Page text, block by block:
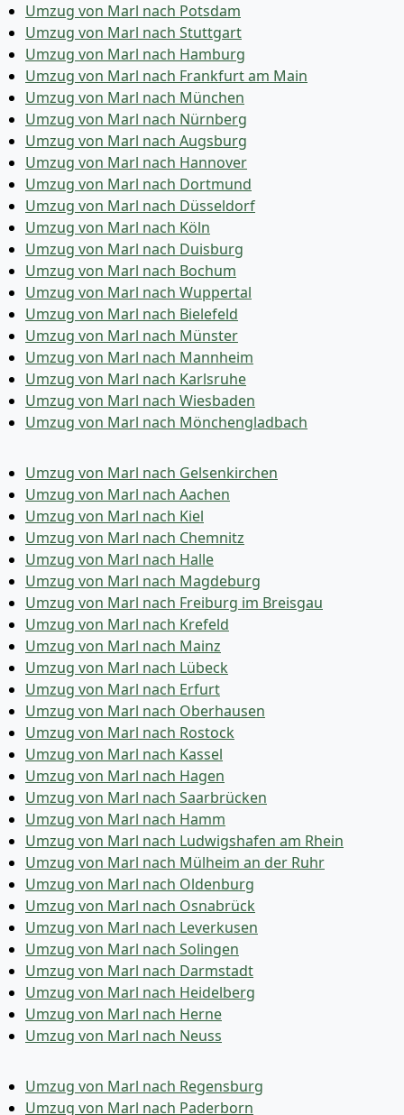
Umzug von Marl nach Potsdam
Umzug von Marl nach Stuttgart
Umzug von Marl nach Hamburg
Umzug von Marl nach Frankfurt am Main
Umzug von Marl nach München
Umzug von Marl nach Nürnberg
Umzug von Marl nach Augsburg
Umzug von Marl nach Hannover
Umzug von Marl nach Dortmund
Umzug von Marl nach Düsseldorf
Umzug von Marl nach Köln
Umzug von Marl nach Duisburg
Umzug von Marl nach Bochum
Umzug von Marl nach Wuppertal
Umzug von Marl nach Bielefeld
Umzug von Marl nach Münster
Umzug von Marl nach Mannheim
Umzug von Marl nach Karlsruhe
Umzug von Marl nach Wiesbaden
Umzug von Marl nach Mönchen­gladbach
Umzug von Marl nach Gelsenkirchen
Umzug von Marl nach Aachen
Umzug von Marl nach Kiel
Umzug von Marl nach Chemnitz
Umzug von Marl nach Halle
Umzug von Marl nach Magdeburg
Umzug von Marl nach Freiburg im Breisgau
Umzug von Marl nach Krefeld
Umzug von Marl nach Mainz
Umzug von Marl nach Lübeck
Umzug von Marl nach Erfurt
Umzug von Marl nach Oberhausen
Umzug von Marl nach Rostock
Umzug von Marl nach Kassel
Umzug von Marl nach Hagen
Umzug von Marl nach Saarbrücken
Umzug von Marl nach Hamm
Umzug von Marl nach Ludwigshafen am Rhein
Umzug von Marl nach Mülheim an der Ruhr
Umzug von Marl nach Oldenburg
Umzug von Marl nach Osnabrück
Umzug von Marl nach Leverkusen
Umzug von Marl nach Solingen
Umzug von Marl nach Darmstadt
Umzug von Marl nach Heidelberg
Umzug von Marl nach Herne
Umzug von Marl nach Neuss
Umzug von Marl nach Regensburg
Umzug von Marl nach Paderborn